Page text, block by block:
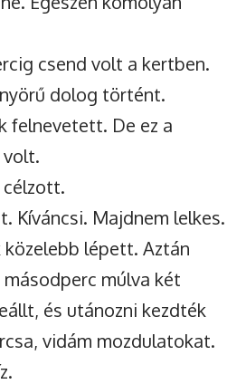
csend volt a kertben.
dolog történt.
felnevetett. De ez a
volt.
célzott.
Kíváncsi. Majdnem lelkes.
közelebb lépett. Aztán
múlva két
és utánozni kezdték
vidám mozdulatokat.